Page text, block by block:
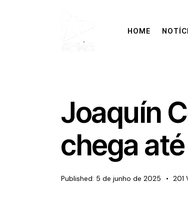
HOME
Joaquín
chega
Published: 5 de junho de 2025 201